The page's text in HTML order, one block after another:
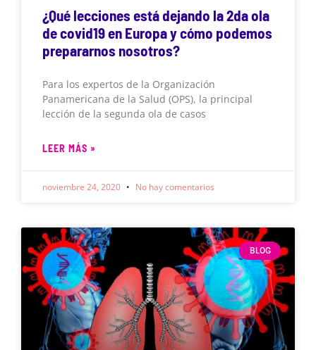
¿Qué lecciones está dejando la 2da ola
de covid19 en Europa y cómo podemos
prepararnos nosotros?
Para los expertos de la Organización
Panamericana de la Salud (OPS), la principal
lección de la segunda ola de casos
LEER MÁS »
noviembre 24, 2020 No hay comentarios
BLOG